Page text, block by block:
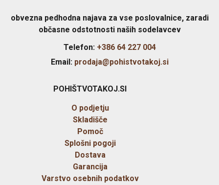
obvezna pedhodna najava za vse poslovalnice, zaradi
občasne odstotnosti naših sodelavcev
Telefon: +386 64 227 004
Email: prodaja@pohistvotakoj.si
POHIŠTVOTAKOJ.SI
O podjetju
Skladišče
Pomoč
Splošni pogoji
Dostava
Garancija
Varstvo osebnih podatkov